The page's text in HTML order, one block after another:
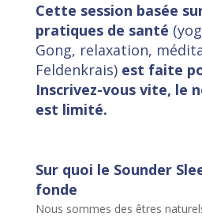
Cette session basée
pratiques de santé
Gong, relaxation,
Feldenkrais)est faite
Inscrivez-vous vite, le
est limité.
Sur quoi le Sounder
fonde
Nous sommes des êtres